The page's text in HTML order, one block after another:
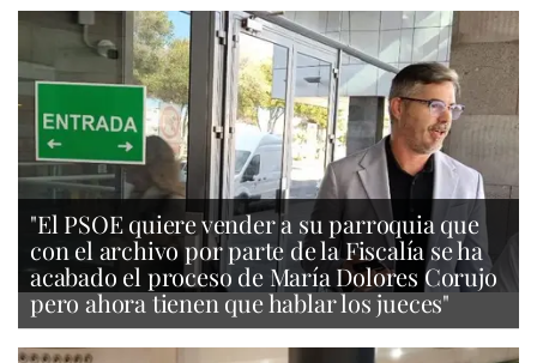
"El PSOE quiere vender a su parroquia que
con el archivo por parte de la Fiscalía se ha
acabado el proceso de María Dolores Corujo
pero ahora tienen que hablar los jueces"